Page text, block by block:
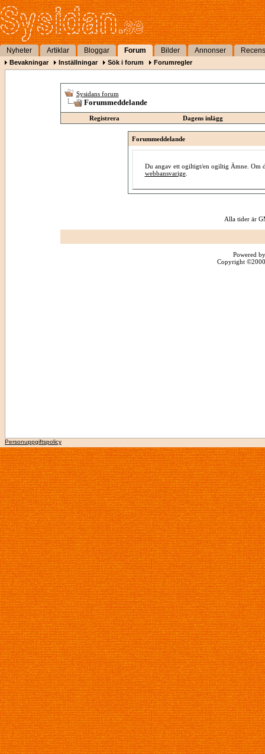
Nyheter Artiklar Bloggar Forum Bilder Annonser
Bevakningar Inställningar Sök i forum Forumregler
Sysidans forum
Forummeddelande
Registrera Dagens inlägg
Forummeddelande
Du angav ett ogiltigt/en ogiltig Ämne. Om
webbansvarige.
Alla tider är
Powered
Copyright
Personuppgiftspolicy